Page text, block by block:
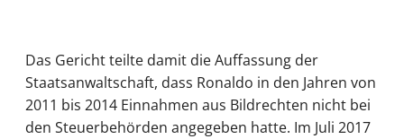
Das Gericht teilte damit die Auffassung der
Staatsanwaltschaft, dass Ronaldo in den Jahren von
2011 bis 2014 Einnahmen aus Bildrechten nicht bei
den Steuerbehörden angegeben hatte. Im Juli 2017